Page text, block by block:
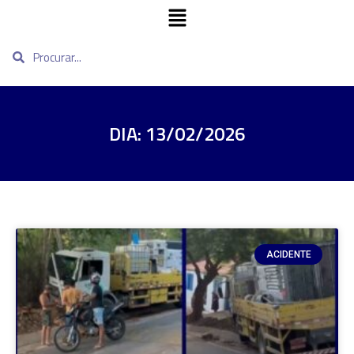
DIA: 13/02/2026
ACIDENTE